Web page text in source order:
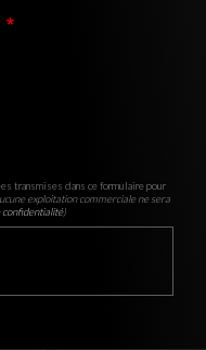
transmises dans ce formulaire pour
exploitation commerciale ne sera
confidentialité)